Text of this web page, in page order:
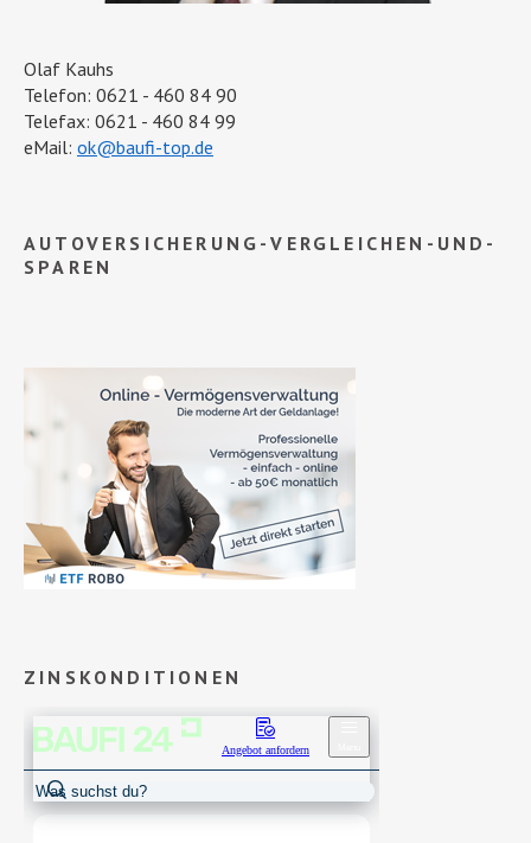
Olaf Kauhs
Telefon: 0621 - 460 84 90
Telefax: 0621 - 460 84 99
eMail: ok@baufi-top.de
AUTOVERSICHERUNG-VERGLEICHEN-UND-
SPAREN
ZINSKONDITIONEN